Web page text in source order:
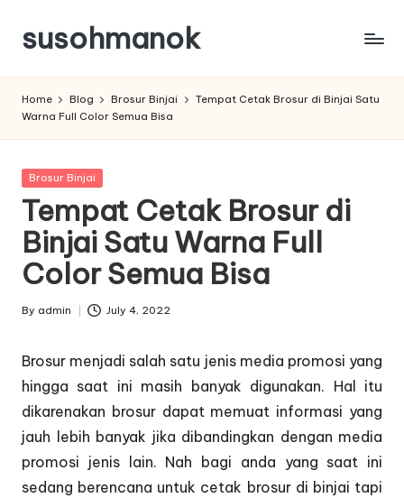
Skip
content
susohmanok
Home Blog Brosur Binjai
Tempat Cetak Brosur di Binjai Satu
Warna Full Color Semua Bisa
Posted
Brosur Binjai
Tempat Cetak Brosur di
Binjai Satu Warna Full
Color Semua Bisa
Posted
By admin July 4, 2022
Brosur menjadi salah satu jenis media promosi yang
hingga saat ini masih banyak digunakan. Hal itu
dikarenakan brosur dapat memuat informasi yang
jauh lebih banyak jika dibandingkan dengan media
promosi jenis lain. Nah bagi anda yang saat ini
sedang berencana untuk cetak brosur di binjai tapi